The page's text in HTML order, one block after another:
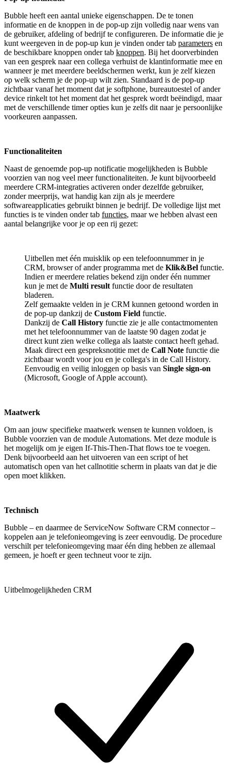
Bubble heeft een aantal unieke eigenschappen. De te tonen
informatie en de knoppen in de pop-up zijn volledig naar wens van
de gebruiker, afdeling of bedrijf te configureren. De informatie die je
kunt weergeven in de pop-up kun je vinden onder tab parameters en
de beschikbare knoppen onder tab knoppen. Bij het doorverbinden
van een gesprek naar een collega verhuist de klantinformatie mee en
wanneer je met meerdere beeldschermen werkt, kun je zelf kiezen
op welk scherm je de pop-up wilt zien. Standaard is de pop-up
zichtbaar vanaf het moment dat je softphone, bureautoestel of ander
device rinkelt tot het moment dat het gesprek wordt beëindigd, maar
met de verschillende timer opties kun je zelfs dit naar je persoonlijke
voorkeuren aanpassen.
Functionaliteiten
Naast de genoemde pop-up notificatie mogelijkheden is Bubble
voorzien van nog veel meer functionaliteiten. Je kunt bijvoorbeeld
meerdere CRM-integraties activeren onder dezelfde gebruiker,
zonder meerprijs, wat handig kan zijn als je meerdere
softwareapplicaties gebruikt binnen je bedrijf. De volledige lijst met
functies is te vinden onder tab functies, maar we hebben alvast een
aantal belangrijke voor je op een rij gezet:
Uitbellen met één muisklik op een telefoonnummer in je
CRM, browser of ander programma met de Klik&Bel functie.
Indien er meerdere relaties bekend zijn onder één nummer
kun je met de Multi result functie door de resultaten
bladeren.
Zelf gemaakte velden in je CRM kunnen getoond worden in
de pop-up dankzij de Custom Field functie.
Dankzij de Call History functie zie je alle contactmomenten
met het telefoonnummer van de laatste 90 dagen zodat je
direct kunt zien welke collega als laatste contact heeft gehad.
Maak direct een gespreksnotitie met de Call Note functie die
zichtbaar wordt voor jou en je collega's in de Call History.
Eenvoudig en veilig inloggen op basis van Single sign-on
(Microsoft, Google of Apple account).
Maatwerk
Om aan jouw specifieke maatwerk wensen te kunnen voldoen, is
Bubble voorzien van de module Automations. Met deze module is
het mogelijk om je eigen If-This-Then-That flows toe te voegen.
Denk bijvoorbeeld aan het uitvoeren van een script of het
automatisch open van het callnotitie scherm in plaats van dat je die
open moet klikken.
Technisch
Bubble – en daarmee de ServiceNow Software CRM connector –
koppelen aan je telefonieomgeving is zeer eenvoudig. De procedure
verschilt per telefonieomgeving maar één ding hebben ze allemaal
gemeen, je hoeft er geen techneut voor te zijn.
Uitbelmogelijkheden CRM